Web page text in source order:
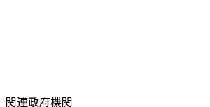
関連政府機関